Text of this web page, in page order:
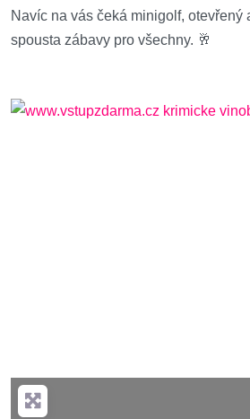
Navíc na vás čeká minigolf, otevřený
spousta zábavy pro všechny. 🥂